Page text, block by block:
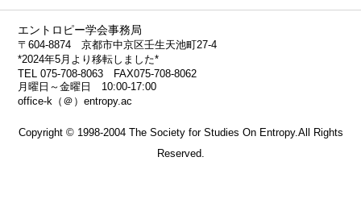
エントロピー学会事務局
〒604-8874 京都市中京区壬生天池町27-4
*2024年5月より移転しました*
TEL 075-708-8063 FAX075-708-8062
月曜日～金曜日 10:00-17:00
office-k（＠）entropy.ac
Copyright © 1998-2004 The Society for Studies On Entropy.All Rights
Reserved.